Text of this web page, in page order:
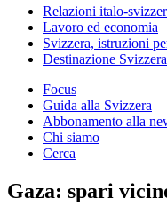
Relazioni italo-
Lavoro ed economia
Svizzera, istruzioni
Destinazione Svizzera
Focus
Guida alla Svizzera
Abbonamento alla
Chi siamo
Cerca
Gaza: spari